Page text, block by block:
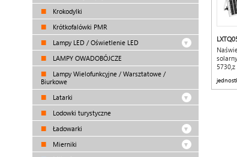
Krokodylki
Krótkofalówki PMR
Lampy LED / Oświetlenie LED
LAMPY OWADOBÓJCZE
Lampy Wielofunkcyjne / Warsztatowe /
Biurkowe
Latarki
Lodowki turystyczne
Ładowarki
Mierniki